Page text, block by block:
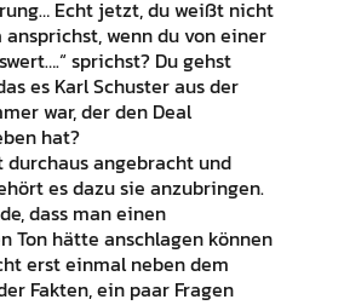
Echt jetzt, du weißt nicht
ansprichst, wenn du von einer
sprichst? Du gehst
es Karl Schuster aus der
war, der den Deal
hat?
angebracht und
es dazu sie anzubringen.
dass man einen
Ton hätte anschlagen können
erst einmal neben dem
Fakten, ein paar Fragen